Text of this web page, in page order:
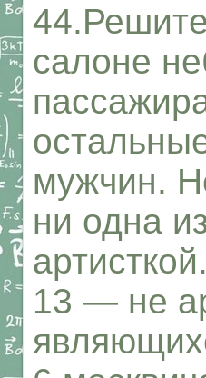
салоне
мужчин.
ни одна
13 — не